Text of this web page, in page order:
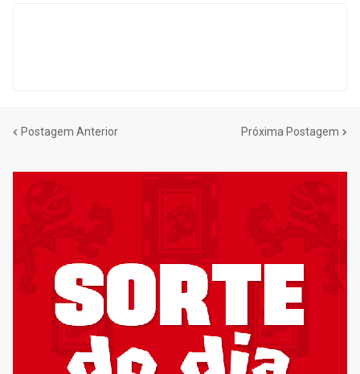
Postagem Anterior Próxima Postagem